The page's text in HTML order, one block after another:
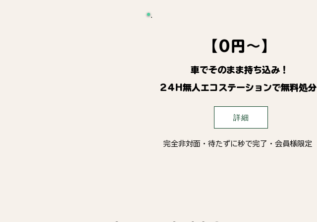
【0円～】
車でそのまま持ち込み！
24H無人エコステーションで無料処分
詳細
完全非対面・待たずに秒で完了・会員様限定